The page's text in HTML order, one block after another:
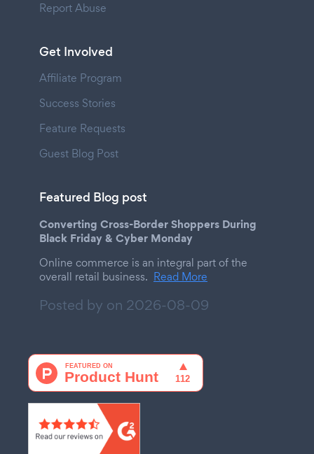
Report Abuse
Get Involved
Affiliate Program
Success Stories
Feature Requests
Guest Blog Post
Featured Blog post
Converting Cross-Border Shoppers During
Black Friday & Cyber Monday
Online commerce is an integral part of the
overall retail business. Read More
Posted by on 2026-08-09